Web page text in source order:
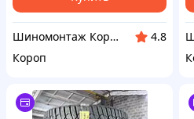
Шиномонтаж Короп
4.8
Короп